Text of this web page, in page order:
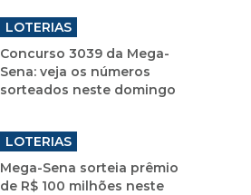
LOTERIAS
Concurso 3039 da Mega-
Sena: veja os números
sorteados neste domingo
LOTERIAS
Mega-Sena sorteia prêmio
de R$ 100 milhões neste